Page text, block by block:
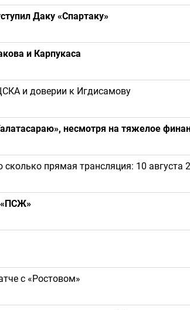
Даку «Спартаку»
и Карпукаса
и доверии к Игдисамову
несмотря на тяжелое
прямая трансляция: 10 августа
«ПСЖ»
с «Ростовом»